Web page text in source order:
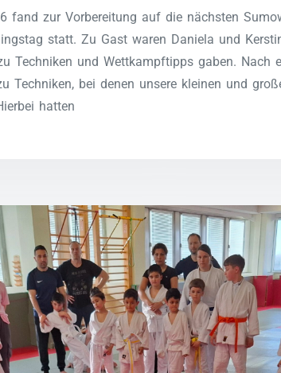
fand zur Vorbereitung auf die nächsten
statt. Zu Gast waren Daniela und
Techniken und Wettkampftipps gaben. Nach
Techniken, bei denen unsere kleinen und
hatten